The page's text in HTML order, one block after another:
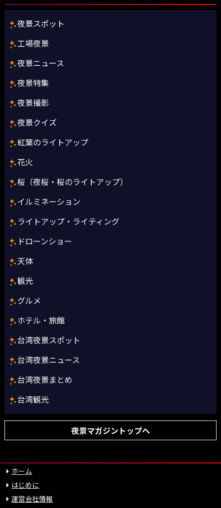
夜景スポット
工場夜景
夜景ニュース
夜景特集
夜景撮影
夜景クイズ
紅葉のライトアップ
花火
桜（夜桜・桜のライトアップ）
イルミネーション
ライトアップ・ライティング
ドローンショー
天体
観光
グルメ
ホテル・旅館
台湾夜景スポット
台湾夜景ニュース
台湾夜景まとめ
台湾観光
夜景マガジントップへ
ホーム
はじめに
運営会社情報